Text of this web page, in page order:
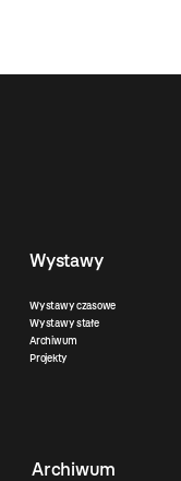
Wystawy
Wystawy czasowe
Wystawy stałe
Archiwum
Projekty
Archiwum